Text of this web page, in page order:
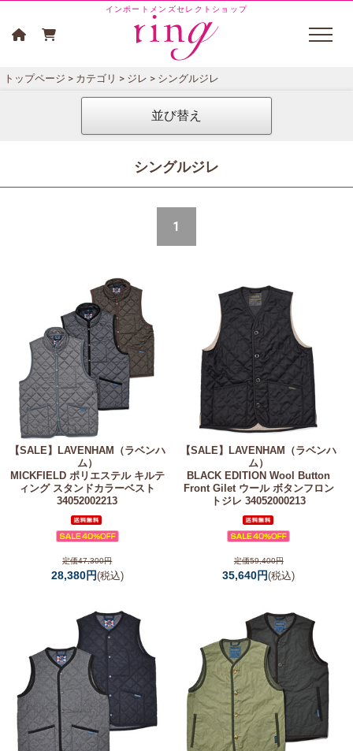
インポートメンズセレクトショップ
トップページ > カテゴリ > ジレ > シングルジレ
並び替え
シングルジレ
1
【SALE】
LAVENHAM（ラベンハ
ム）
MICKFIELD ポリエステル キルテ
ィング スタンドカラーベスト
34052002213
定価47,300円
28,380円(税込)
【SALE】
LAVENHAM（ラベンハ
ム）
BLACK EDITION Wool Button
Front Gilet ウール ボタンフロン
トジレ 34052000213
定価59,400円
35,640円(税込)